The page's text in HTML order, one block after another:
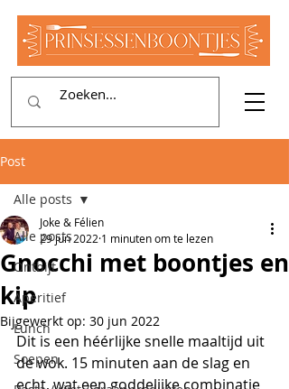
Post
Alle posts
Ontbijt
Aperitief
Lunch
Soepen
Alle posts
Gnocchi met boontjes en
kip
Joke & Félien
29 jun 2022 1 minuten om te lezen
Bijgewerkt op: 30 jun 2022
Dit is een héérlijke snelle maaltijd uit
de wok. 15 minuten aan de slag en
echt, wat een goddelijke combinatie